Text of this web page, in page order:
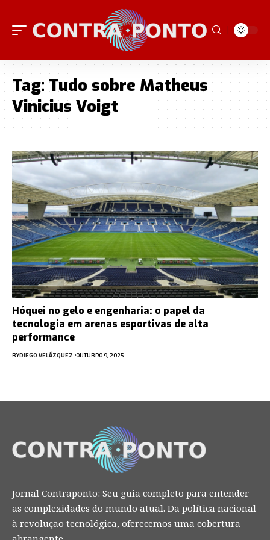
Tag: Tudo sobre Matheus
Vinicius Voigt
Hóquei no gelo e engenharia: o papel da
tecnologia em arenas esportivas de alta
performance
BYDIEGO VELÁZQUEZ OUTUBRO 9, 2025
Jornal Contraponto: Seu guia completo para entender
as complexidades do mundo atual. Da política nacional
à revolução tecnológica, oferecemos uma cobertura